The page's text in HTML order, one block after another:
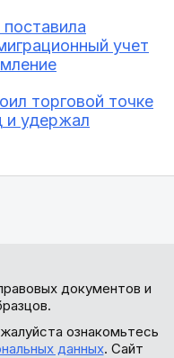
учет
торговой точке
и удержал
документов и
ознакомьтесь
данных. Сайт